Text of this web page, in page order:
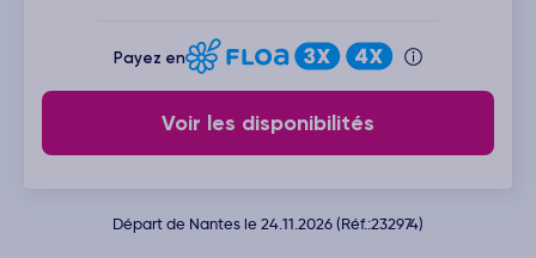
Payez en
Voir les disponibilités
Départ de Nantes le 24.11.2026 (Réf.:232974)